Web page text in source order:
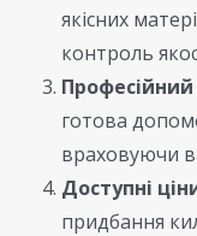
якісних
контроль
Професійний
готова
враховуючи
Доступні
придбання